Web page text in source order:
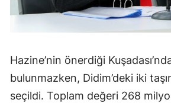
Hazine’nin önerdiği
bulunmazken, Didim’deki iki
seçildi. Toplam değeri 268